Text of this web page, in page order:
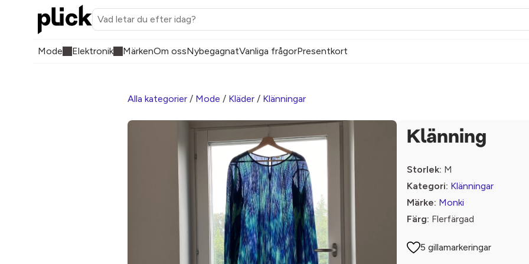
Mode Elektronik MärkenOm ossNybegagnatVanliga frågorPresentkort
Alla kategorier / Mode / Kläder / Klänningar
Klänning
Storlek: M
Kategori: Klänningar
Märke: Monki
Färg: Flerfärgad
5 gillamarkeringar